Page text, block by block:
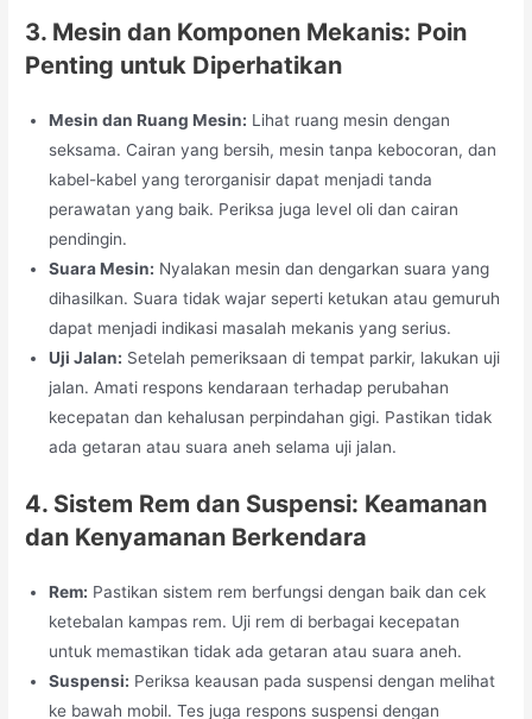
3. Mesin dan Komponen Mekanis: Poin
Penting untuk Diperhatikan
Mesin dan Ruang Mesin: Lihat ruang mesin dengan
seksama. Cairan yang bersih, mesin tanpa kebocoran, dan
kabel-kabel yang terorganisir dapat menjadi tanda
perawatan yang baik. Periksa juga level oli dan cairan
pendingin.
Suara Mesin: Nyalakan mesin dan dengarkan suara yang
dihasilkan. Suara tidak wajar seperti ketukan atau gemuruh
dapat menjadi indikasi masalah mekanis yang serius.
Uji Jalan: Setelah pemeriksaan di tempat parkir, lakukan uji
jalan. Amati respons kendaraan terhadap perubahan
kecepatan dan kehalusan perpindahan gigi. Pastikan tidak
ada getaran atau suara aneh selama uji jalan.
4. Sistem Rem dan Suspensi: Keamanan
dan Kenyamanan Berkendara
Rem: Pastikan sistem rem berfungsi dengan baik dan cek
ketebalan kampas rem. Uji rem di berbagai kecepatan
untuk memastikan tidak ada getaran atau suara aneh.
Suspensi: Periksa keausan pada suspensi dengan melihat
ke bawah mobil. Tes juga respons suspensi dengan